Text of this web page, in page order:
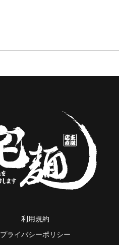
利用規約
プライバシーポリシー